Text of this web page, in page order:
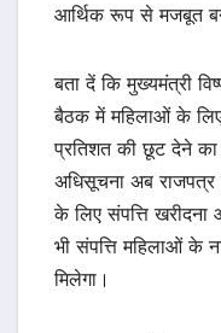
आर्थिक रूप से मजबूत
बता दें कि मुख्यमंत्री
बैठक में महिलाओं के
प्रतिशत की छूट देने
अधिसूचना अब
के लिए संपत्ति खरीदना
भी संपत्ति महिलाओं के
मिलेगा।